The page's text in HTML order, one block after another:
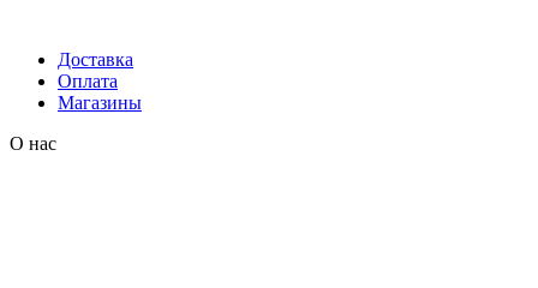
Доставка
Оплата
Магазины
О нас